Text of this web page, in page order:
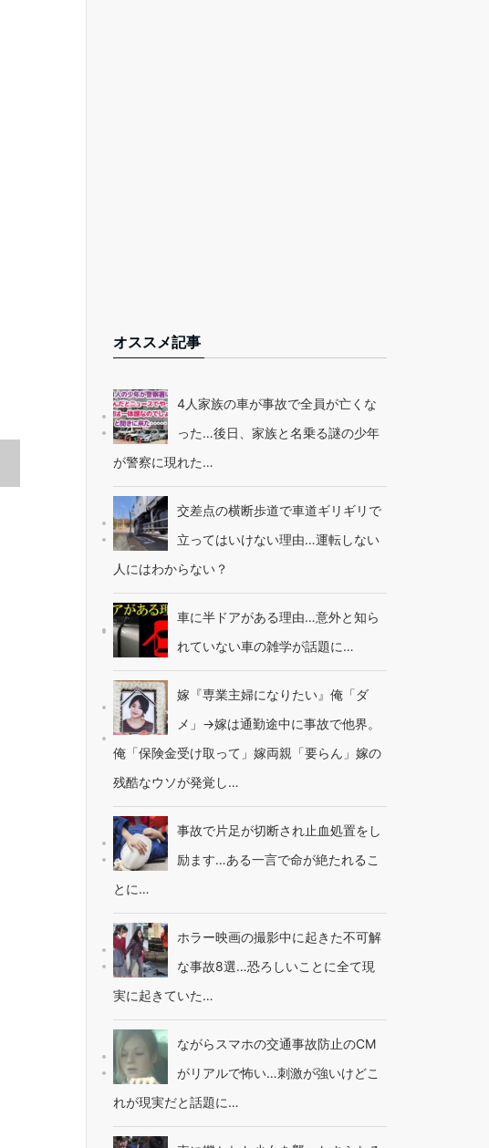
オススメ記事
4人家族の車が事故で全員が亡くな
った…後日、家族と名乗る謎の少年
が警察に現れた…
交差点の横断歩道で車道ギリギリで
立ってはいけない理由…運転しない
人にはわからない？
車に半ドアがある理由…意外と知ら
れていない車の雑学が話題に…
嫁『専業主婦になりたい』俺「ダ
メ」→嫁は通勤途中に事故で他界。
俺「保険金受け取って」嫁両親「要らん」嫁の
残酷なウソが発覚し…
事故で片足が切断され止血処置をし
励ます…ある一言で命が絶たれるこ
とに…
ホラー映画の撮影中に起きた不可解
な事故8選…恐ろしいことに全て現
実に起きていた…
ながらスマホの交通事故防止のCM
がリアルで怖い…刺激が強いけどこ
れが現実だと話題に…